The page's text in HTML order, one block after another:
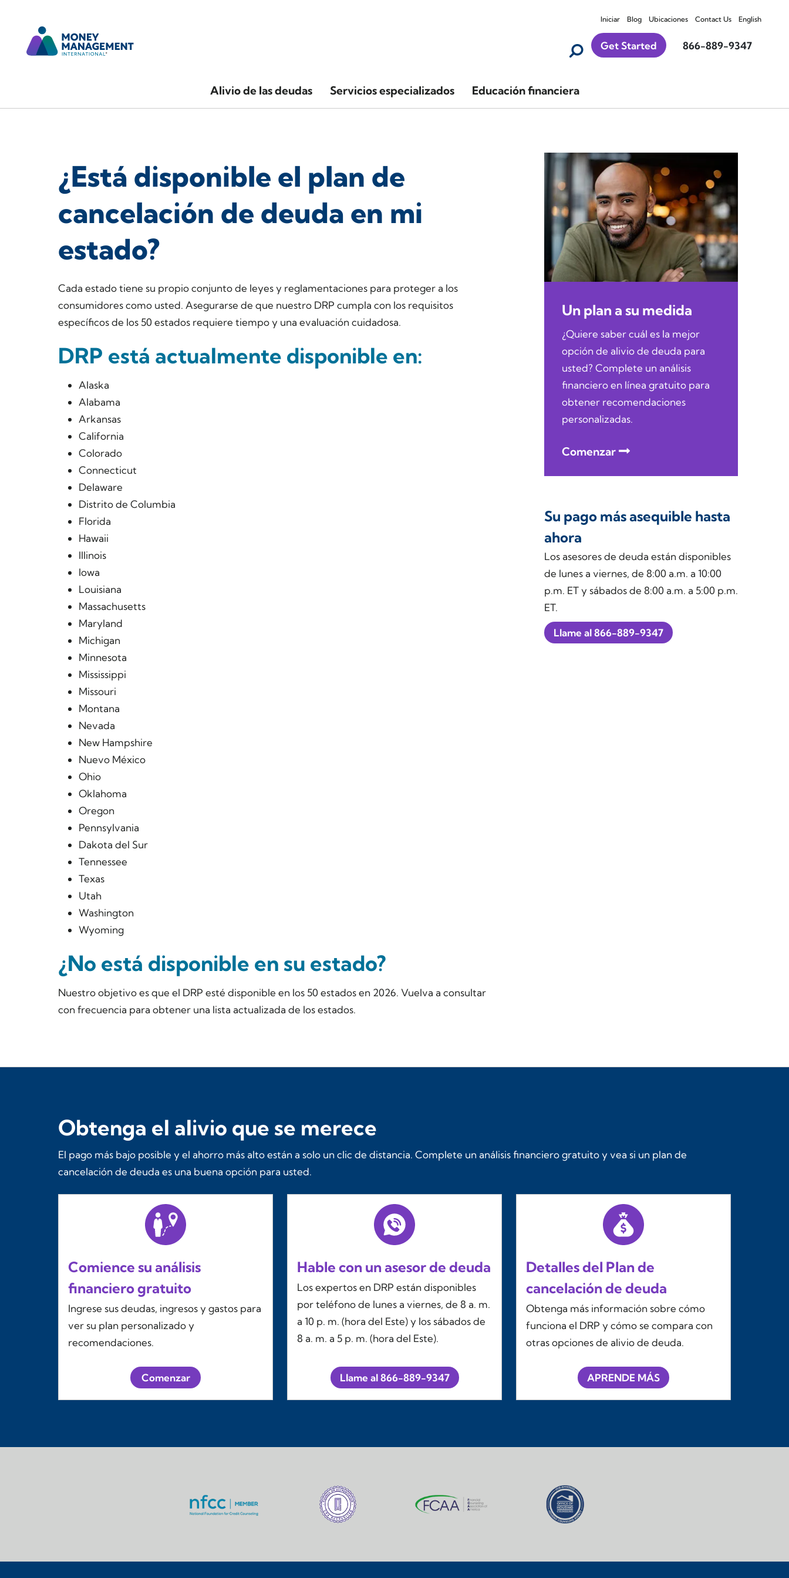
Iniciar Blog Ubicaciones Contact Us English
Get Started 866-889-9347
Alivio de las deudas Servicios especializados Educación financiera
¿Está disponible el plan de
cancelación de deuda en mi
estado?
Cada estado tiene su propio conjunto de leyes y reglamentaciones para proteger a los
consumidores como usted. Asegurarse de que nuestro DRP cumpla con los requisitos
específicos de los 50 estados requiere tiempo y una evaluación cuidadosa.
DRP está actualmente disponible en:
Alaska
Alabama
Arkansas
California
Colorado
Connecticut
Delaware
Distrito de Columbia
Florida
Hawaii
Illinois
Iowa
Louisiana
Massachusetts
Maryland
Michigan
Minnesota
Mississippi
Missouri
Montana
Nevada
New Hampshire
Nuevo México
Ohio
Oklahoma
Oregon
Pennsylvania
Dakota del Sur
Tennessee
Texas
Utah
Washington
Wyoming
¿No está disponible en su estado?
Nuestro objetivo es que el DRP esté disponible en los 50 estados en 2026. Vuelva a consultar
con frecuencia para obtener una lista actualizada de los estados.
Un plan a su medida
¿Quiere saber cuál es la mejor
opción de alivio de deuda para
usted? Complete un análisis
financiero en línea gratuito para
obtener recomendaciones
personalizadas.
Comenzar
Su pago más asequible hasta
ahora
Los asesores de deuda están disponibles
de lunes a viernes, de 8:00 a.m. a 10:00
p.m. ET y sábados de 8:00 a.m. a 5:00 p.m.
ET.
Llame al 866-889-9347
Obtenga el alivio que se merece
El pago más bajo posible y el ahorro más alto están a solo un clic de distancia. Complete un análisis financiero gratuito y vea si un plan de
cancelación de deuda es una buena opción para usted.
Comience su análisis
financiero gratuito
Ingrese sus deudas, ingresos y gastos para
ver su plan personalizado y
recomendaciones.
Comenzar
Hable con un asesor de deuda
Los expertos en DRP están disponibles
por teléfono de lunes a viernes, de 8 a. m.
a 10 p. m. (hora del Este) y los sábados de
8 a. m. a 5 p. m. (hora del Este).
Llame al 866-889-9347
Detalles del Plan de
cancelación de deuda
Obtenga más información sobre cómo
funciona el DRP y cómo se compara con
otras opciones de alivio de deuda.
APRENDE MÁS